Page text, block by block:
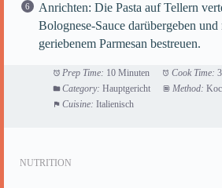
Anrichten: Die Pasta auf Tellern
Bolognese-Sauce darübergeben
geriebenem Parmesan bestreuen.
Prep Time: 10 Minuten Cook Time:
Category: Hauptgericht Method:
Cuisine: Italienisch
NUTRITION